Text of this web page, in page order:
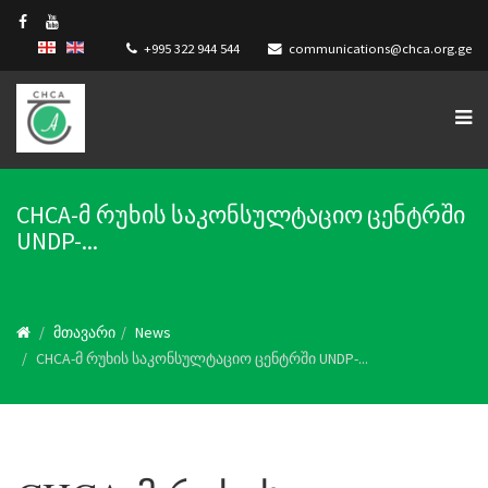
+995 322 944 544 communications@chca.org.ge
CHCA-მ რუხის საკონსულტაციო ცენტრში
UNDP-...
მთავარი
News
CHCA-მ რუხის საკონსულტაციო ცენტრში UNDP-...